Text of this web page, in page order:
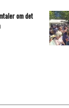
om det